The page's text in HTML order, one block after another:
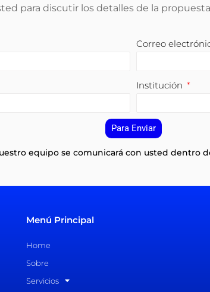
para discutir los detalles de la
Correo
Institución
Para Enviar
equipo se comunicará con usted dentro
Menú Principal
Home
Sobre
Servicios